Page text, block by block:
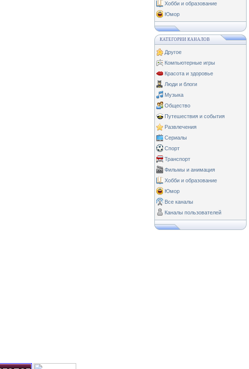
Хобби и образование
Юмор
КАТЕГОРИИ КАНАЛОВ
Другое
Компьютерные игры
Красота и здоровье
Люди и блоги
Музыка
Общество
Путешествия и события
Развлечения
Сериалы
Спорт
Транспорт
Фильмы и анимация
Хобби и образование
Юмор
Все каналы
Каналы пользователей